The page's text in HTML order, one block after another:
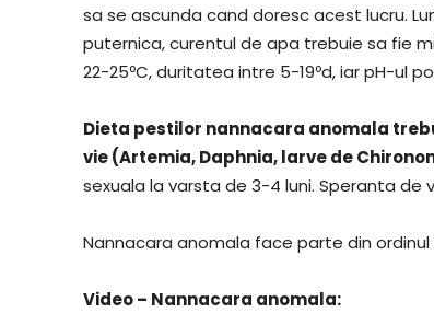
sa se ascunda cand doresc acest lucru.
puternica, curentul de apa trebuie sa fie
22-25ºC, duritatea intre 5-19ºd, iar pH-ul
Dieta pestilor nannacara anomala
vie (Artemia, Daphnia, larve de
sexuala la varsta de 3-4 luni. Speranta
Nannacara anomala face parte din
Video – Nannacara anomala: